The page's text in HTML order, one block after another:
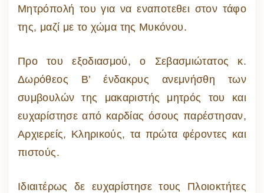
Μητρόπολή του για να εναποτεθει στον τάφο
της, μαζί με το χώμα της Μυκόνου.
Προ του εξοδιασμού, ο Σεβασμιώτατος κ.
Δωρόθεος Β’ ένδακρυς ανεμνήσθη των
συμβουλών της μακαριστής μητρός του και
ευχαρίστησε από καρδίας όσους παρέστησαν,
Αρχιερείς, Κληρικούς, τα πρώτα φέροντες και
πιστούς.
Ιδιαιτέρως δε ευχαρίστησε τους Πλοιοκτήτες